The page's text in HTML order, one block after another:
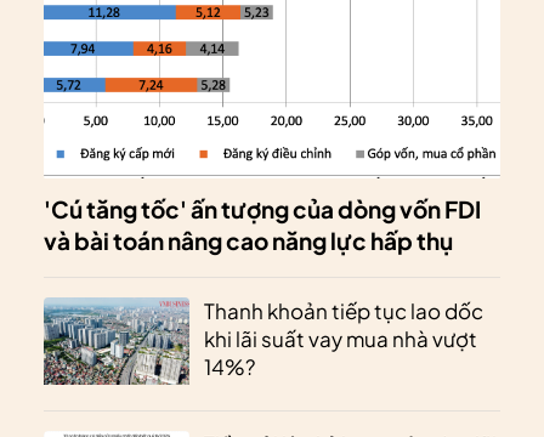
'Cú tăng tốc' ấn tượng của dòng vốn FDI
và bài toán nâng cao năng lực hấp thụ
Thanh khoản tiếp tục lao dốc
khi lãi suất vay mua nhà vượt
14%?